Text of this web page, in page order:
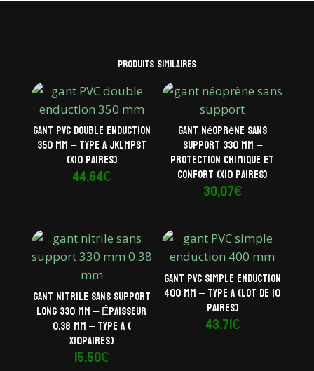
Produits similaires
Gant PVC double enduction
350 mm – Type A JKLMPST
(x10 paires)
44,64€
Gant néoprène sans
support 330 mm –
Protection chimique et
confort (x10 paires)
30,07€
Gant nitrile sans support
long 330 mm – Épaisseur
0.38 mm – Type A (
x10paires)
15,50€
Gant PVC simple enduction
400 mm – Type A (lot de 10
paires)
43,71€